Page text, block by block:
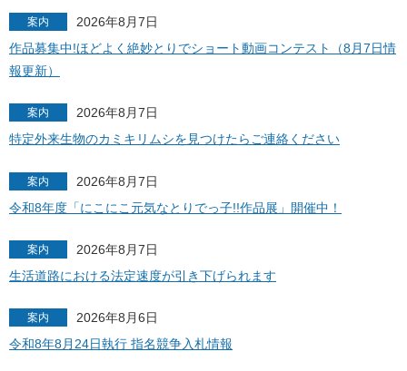
案内
2026年8月7日
作品募集中!ほどよく絶妙とりでショート動画コンテスト（8月7日情
報更新）
案内
2026年8月7日
特定外来生物のカミキリムシを見つけたらご連絡ください
案内
2026年8月7日
令和8年度「にこにこ元気なとりでっ子!!作品展」開催中！
案内
2026年8月7日
生活道路における法定速度が引き下げられます
案内
2026年8月6日
令和8年8月24日執行 指名競争入札情報